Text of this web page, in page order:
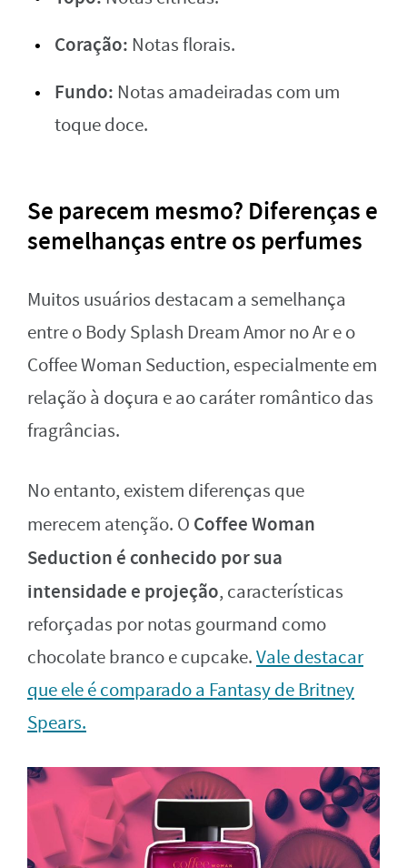
Coração: Notas florais.
Fundo: Notas amadeiradas com um
toque doce.
Se parecem mesmo? Diferenças e
semelhanças entre os perfumes
Muitos usuários destacam a semelhança
entre o Body Splash Dream Amor no Ar e o
Coffee Woman Seduction, especialmente em
relação à doçura e ao caráter romântico das
fragrâncias.
No entanto, existem diferenças que
merecem atenção. O Coffee Woman
Seduction é conhecido por sua
intensidade e projeção, características
reforçadas por notas gourmand como
chocolate branco e cupcake.Vale destacar
que ele é comparado a Fantasy de Britney
Spears.